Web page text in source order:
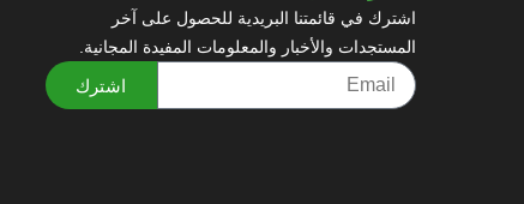
اشترك في قائمتنا البريدية للحصول على آخر
المستجدات والأخبار والمعلومات المفيدة المجانية.
اشترك